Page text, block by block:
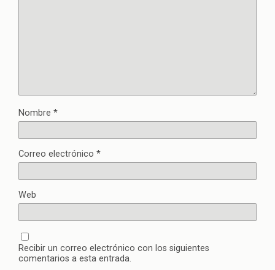
Nombre *
Correo electrónico *
Web
Recibir un correo electrónico con los siguientes
comentarios a esta entrada.